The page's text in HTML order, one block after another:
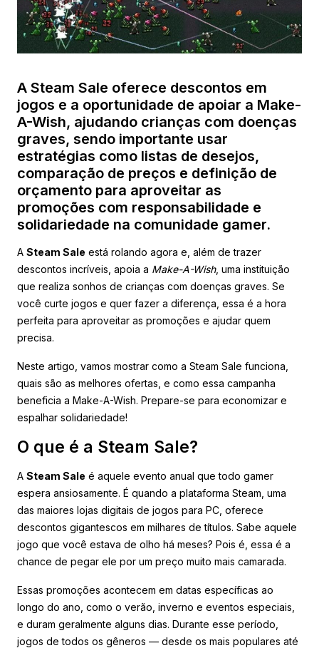
A Steam Sale oferece descontos em
jogos e a oportunidade de apoiar a Make-
A-Wish, ajudando crianças com doenças
graves, sendo importante usar
estratégias como listas de desejos,
comparação de preços e definição de
orçamento para aproveitar as
promoções com responsabilidade e
solidariedade na comunidade gamer.
A Steam Sale está rolando agora e, além de trazer
descontos incríveis, apoia a Make-A-Wish, uma instituição
que realiza sonhos de crianças com doenças graves. Se
você curte jogos e quer fazer a diferença, essa é a hora
perfeita para aproveitar as promoções e ajudar quem
precisa.
Neste artigo, vamos mostrar como a Steam Sale funciona,
quais são as melhores ofertas, e como essa campanha
beneficia a Make-A-Wish. Prepare-se para economizar e
espalhar solidariedade!
O que é a Steam Sale?
A Steam Sale é aquele evento anual que todo gamer
espera ansiosamente. É quando a plataforma Steam, uma
das maiores lojas digitais de jogos para PC, oferece
descontos gigantescos em milhares de títulos. Sabe aquele
jogo que você estava de olho há meses? Pois é, essa é a
chance de pegar ele por um preço muito mais camarada.
Essas promoções acontecem em datas específicas ao
longo do ano, como o verão, inverno e eventos especiais,
e duram geralmente alguns dias. Durante esse período,
jogos de todos os gêneros — desde os mais populares até